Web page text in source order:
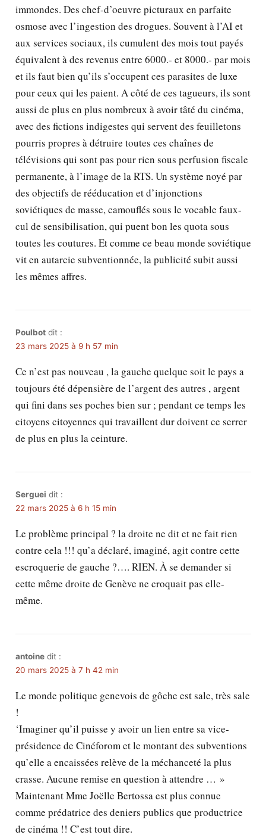
immondes. Des chef-d’oeuvre picturaux en parfaite
osmose avec l’ingestion des drogues. Souvent à l’AI et
aux services sociaux, ils cumulent des mois tout payés
équivalent à des revenus entre 6000.- et 8000.- par mois
et ils faut bien qu’ils s’occupent ces parasites de luxe
pour ceux qui les paient. A côté de ces tagueurs, ils sont
aussi de plus en plus nombreux à avoir tâté du cinéma,
avec des fictions indigestes qui servent des feuilletons
pourris propres à détruire toutes ces chaînes de
télévisions qui sont pas pour rien sous perfusion fiscale
permanente, à l’image de la RTS. Un système noyé par
des objectifs de rééducation et d’injonctions
soviétiques de masse, camouflés sous le vocable faux-
cul de sensibilisation, qui puent bon les quota sous
toutes les coutures. Et comme ce beau monde soviétique
vit en autarcie subventionnée, la publicité subit aussi
les mêmes affres.
Poulbot dit :
23 mars 2025 à 9 h 57 min
Ce n’est pas nouveau , la gauche quelque soit le pays a
toujours été dépensière de l’argent des autres , argent
qui fini dans ses poches bien sur ; pendant ce temps les
citoyens citoyennes qui travaillent dur doivent ce serrer
de plus en plus la ceinture.
Serguei dit :
22 mars 2025 à 6 h 15 min
Le problème principal ? la droite ne dit et ne fait rien
contre cela !!! qu’a déclaré, imaginé, agit contre cette
escroquerie de gauche ?…. RIEN. À se demander si
cette même droite de Genève ne croquait pas elle-
même.
antoine dit :
20 mars 2025 à 7 h 42 min
Le monde politique genevois de gôche est sale, très sale
!
‘Imaginer qu’il puisse y avoir un lien entre sa vice-
présidence de Cinéforom et le montant des subventions
qu’elle a encaissées relève de la méchanceté la plus
crasse. Aucune remise en question à attendre … »
Maintenant Mme Joëlle Bertossa est plus connue
comme prédatrice des deniers publics que productrice
de cinéma !! C’est tout dire.